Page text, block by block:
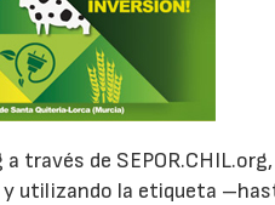
través de
y utilizando la etiqueta